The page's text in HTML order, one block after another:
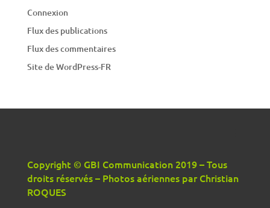
Connexion
Flux des publications
Flux des commentaires
Site de WordPress-FR
Copyright © GBI Communication 2019 – Tous
droits réservés – Photos aériennes par Christian
ROQUES